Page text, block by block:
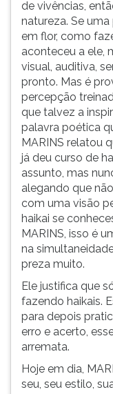
de vivências,
natureza. Se
em flor, como
aconteceu a ele,
visual, auditiva,
pronto. Mas é
percepção
que talvez a
palavra poética
MARINS relatou
já deu curso de
assunto, mas
alegando que
com uma visão
haikai se
MARINS, isso é
na
preza muito.
Ele justifica que
fazendo haikais.
para depois
erro e acerto,
arremata.
Hoje em dia,
seu, seu estilo,